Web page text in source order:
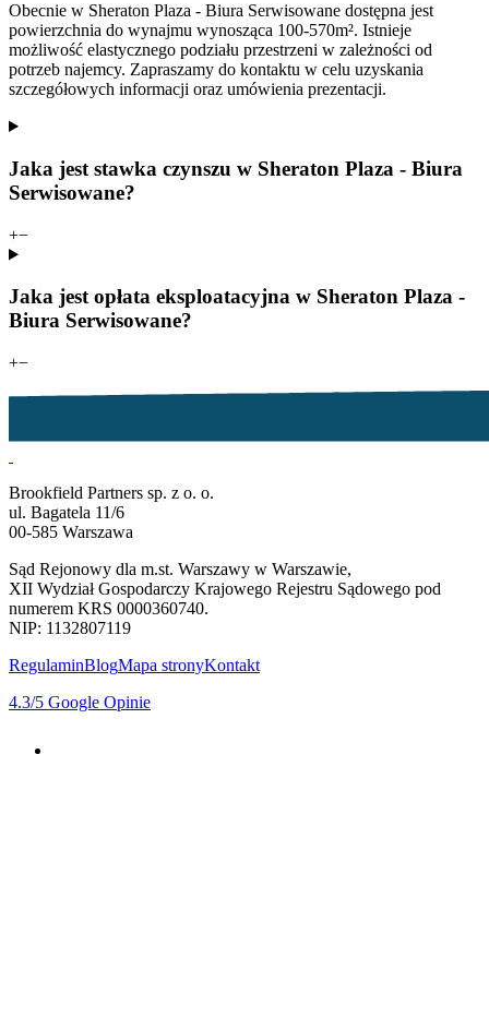
Obecnie w Sheraton Plaza - Biura Serwisowane dostępna jest
powierzchnia do wynajmu wynosząca 100-570m². Istnieje
możliwość elastycznego podziału przestrzeni w zależności od
potrzeb najemcy. Zapraszamy do kontaktu w celu uzyskania
szczegółowych informacji oraz umówienia prezentacji.
Jaka jest stawka czynszu w Sheraton Plaza - Biura
Serwisowane?
+−
Jaka jest opłata eksploatacyjna w Sheraton Plaza -
Biura Serwisowane?
+−
Brookfield Partners sp. z o. o.
ul. Bagatela 11/6
00-585 Warszawa
Sąd Rejonowy dla m.st. Warszawy w Warszawie,
XII Wydział Gospodarczy Krajowego Rejestru Sądowego pod
numerem KRS 0000360740.
NIP: 1132807119
RegulaminBlogMapa stronyKontakt
4.3/5 Google Opinie